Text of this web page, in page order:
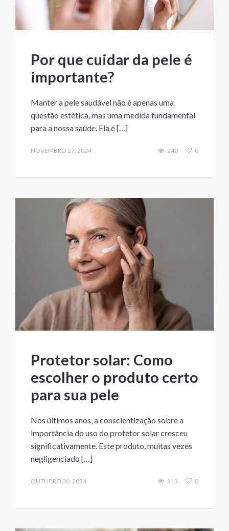
Por que cuidar da pele é
importante?
Manter a pele saudável não é apenas uma
questão estética, mas uma medida fundamental
para a nossa saúde. Ela é […]
NOVEMBRO 27, 2024 240 0
Protetor solar: Como
escolher o produto certo
para sua pele
Nos últimos anos, a conscientização sobre a
importância do uso do protetor solar cresceu
significativamente. Este produto, muitas vezes
negligenciado […]
OUTUBRO 30, 2024 213 0